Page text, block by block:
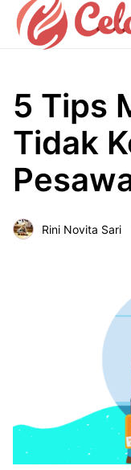
5 Tips
Tidak
Rini Novita Sari